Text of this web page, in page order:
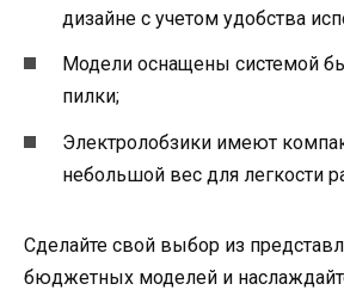
дизайне с учетом удобства
Модели оснащены системой
пилки;
Электролобзики имеют
небольшой вес для легкости
Сделайте свой выбор из
бюджетных моделей и